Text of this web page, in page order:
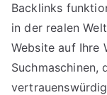
Backlinks
in der realen
Website auf Ihre
Suchmaschinen,